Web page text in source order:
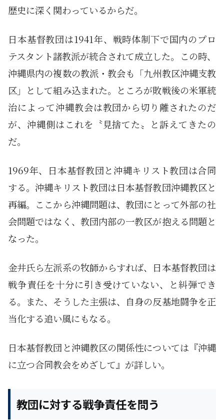
歴史に深く関わっているからだ。
日本基督教団は1941年、戦時体制下で国内のプロ
テスタント諸教派が統合されて成立した。この時、
沖縄県内の複数の教派・教会も「九州教区沖縄支教
区」として組み込まれた。ところが敗戦後の米軍統
治によって沖縄教会は教団から切り離されたのだ
が、沖縄側はこれを〝見捨てた〟と訴えてきたの
だ。
1969年、日本基督教団と沖縄キリスト教団は合同
する。沖縄キリスト教団は日本基督教団沖縄教区と
再編。ここから沖縄問題は、教団にとって外部の社
会問題ではなく、教団内部の一教区が抱える問題と
なった。
金井氏ら左派系の牧師からすれば、日本基督教団は
戦争責任を十分に引き受けていない、と糾弾でき
る。また、そうした主張は、自身の反基地闘争を正
当化する追い風にもなる。
日本基督教団と沖縄教区の関係性については『沖縄
に立つ合同教会をめざして』が詳しい。
教団に対する戦争責任を問う